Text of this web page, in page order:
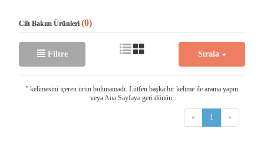
Cilt Bakım Ürünleri (0)
Filtre Sırala
'' kelimesini içeren ürün bulunamadı. Lütfen başka bir kelime ile arama yapın
veyaAna Sayfaya geri dönün.
« 1 »